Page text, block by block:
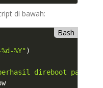
di bawah:
Bash
%d-%Y")
direboot pada